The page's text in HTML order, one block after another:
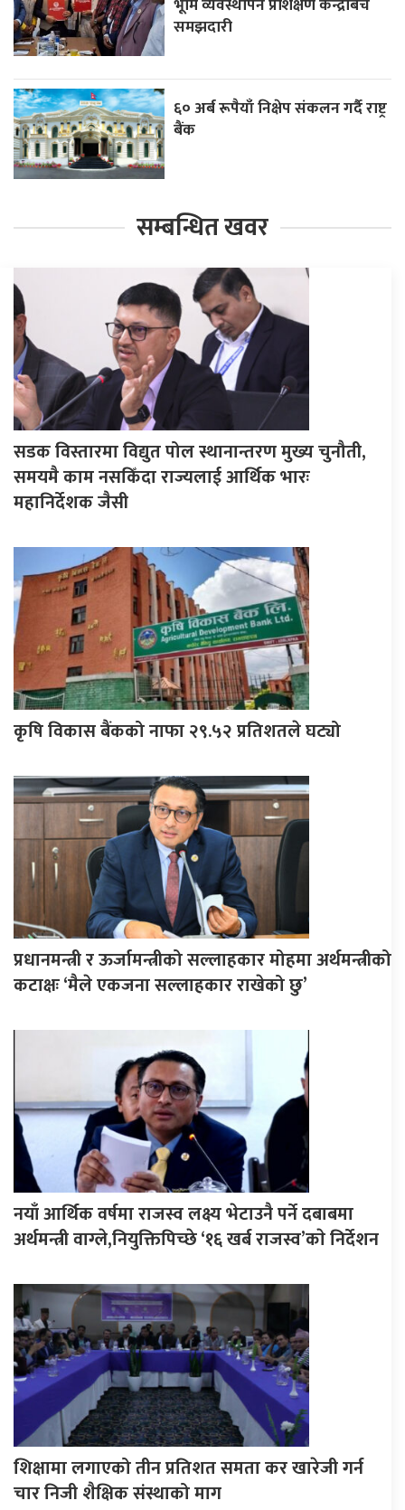
समझदारी
६० अर्ब रूपैयाँ निक्षेप संकलन गर्दै राष्ट्र
बैंक
सम्बन्धित खवर
सडक विस्तारमा विद्युत पोल स्थानान्तरण मुख्य चुनौती,
समयमै काम नसकिँदा राज्यलाई आर्थिक भारः
महानिर्देशक जैसी
कृषि विकास बैंकको नाफा २९.५२ प्रतिशतले घट्यो
प्रधानमन्त्री र ऊर्जामन्त्रीको सल्लाहकार मोहमा अर्थमन्त्रीको
कटाक्षः ‘मैले एकजना सल्लाहकार राखेको छु’
नयाँ आर्थिक वर्षमा राजस्व लक्ष्य भेटाउनै पर्ने दबाबमा
अर्थमन्त्री वाग्ले,नियुक्तिपिच्छे ‘१६ खर्ब राजस्व’काे निर्देशन
शिक्षामा लगाएको तीन प्रतिशत समता कर खारेजी गर्न
चार निजी शैक्षिक संस्थाको माग